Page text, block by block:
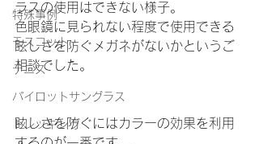
特殊事例
モスコット
テニス
パイロットサングラス
トレッキング
ラスの使用はできない様子。
色眼鏡に見られない程度で使用できる
眩しさを防ぐメガネがないかというご
相談でした。
眩しさを防ぐにはカラーの効果を利用